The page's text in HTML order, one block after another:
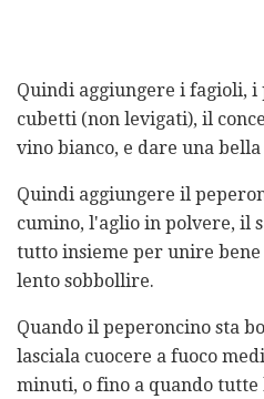
Quindi aggiungere i fagioli,
cubetti (non levigati), il
vino bianco, e dare una bella
Quindi aggiungere il
cumino, l'aglio in polvere, il
tutto insieme per unire
lento sobbollire.
Quando il peperoncino sta
lasciala cuocere a fuoco
minuti, o fino a quando